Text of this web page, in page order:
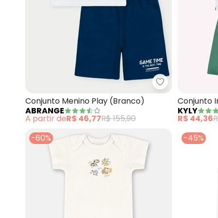
Abrange -
Conjunto Menino Play (Branco)
ABRANGE
A partir deR$ 46,77R$ 155,90
Conjunto
(Branco)
KYLY
R$ 44,36
-60%
-45%